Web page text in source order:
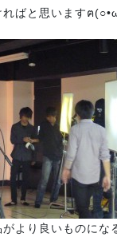
ればと思いますฅ
より良いものにな